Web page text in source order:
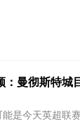
：曼彻斯特城
能是今天英超联